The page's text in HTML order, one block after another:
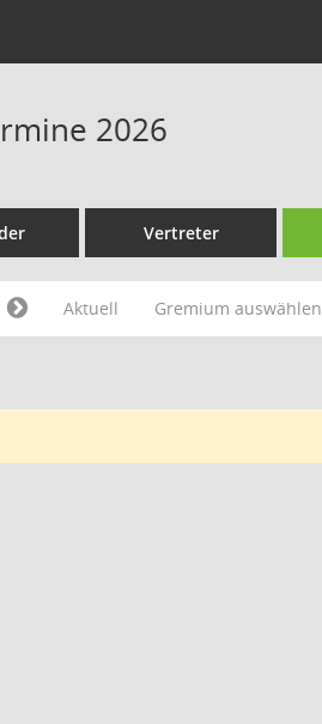
2026
Vertreter
Aktuell Gremium auswählen